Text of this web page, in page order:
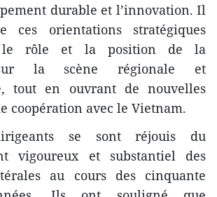
durable et l’innovation. Il
ces orientations stratégiques
le rôle et la position de la
la scène régionale et
tout en ouvrant de nouvelles
coopération avec le Vietnam.
se sont réjouis du
vigoureux et substantiel des
au cours des cinquante